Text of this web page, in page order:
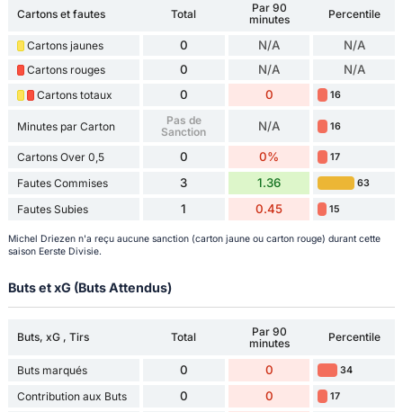
Cartons et fautes Total
Par 90
minutes
Percentile
Cartons jaunes 0 N/A N/A
Cartons rouges 0 N/A N/A
Cartons totaux 0 0 16
Minutes par Carton
Pas de
Sanction
N/A 16
Cartons Over 0,5 0 0% 17
Fautes Commises 3 1.36 63
Fautes Subies 1 0.45 15
Michel Driezen n'a reçu aucune sanction (carton jaune ou carton rouge) durant cette
saison Eerste Divisie.
Buts et xG (Buts Attendus)
Buts, xG , Tirs Total
Par 90
minutes
Percentile
Buts marqués 0 0 34
Contribution aux Buts 0 0 17